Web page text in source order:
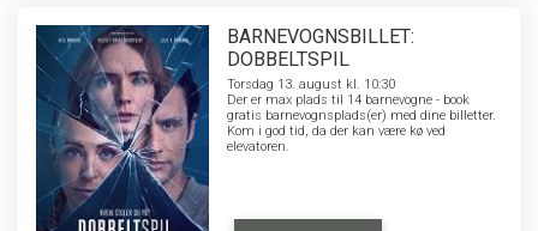
BARNEVOGNSBILLET:
DOBBELTSPIL
Torsdag 13. august kl. 10:30
Der er max plads til 14 barnevogne - book
gratis barnevognsplads(er) med dine billetter.
Kom i god tid, da der kan være kø ved
elevatoren.